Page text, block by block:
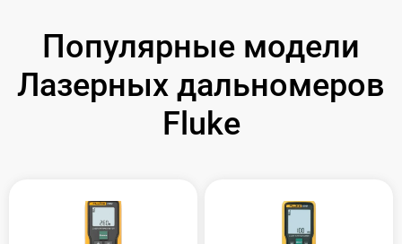
Популярные модели
Лазерных дальномеров
Fluke